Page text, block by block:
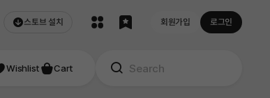
스토브 설치 회원가입 로그인
Wishlist Cart